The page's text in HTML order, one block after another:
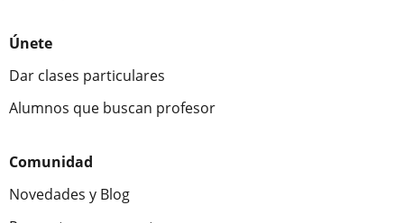
Únete
Dar clases particulares
Alumnos que buscan profesor
Comunidad
Novedades y Blog